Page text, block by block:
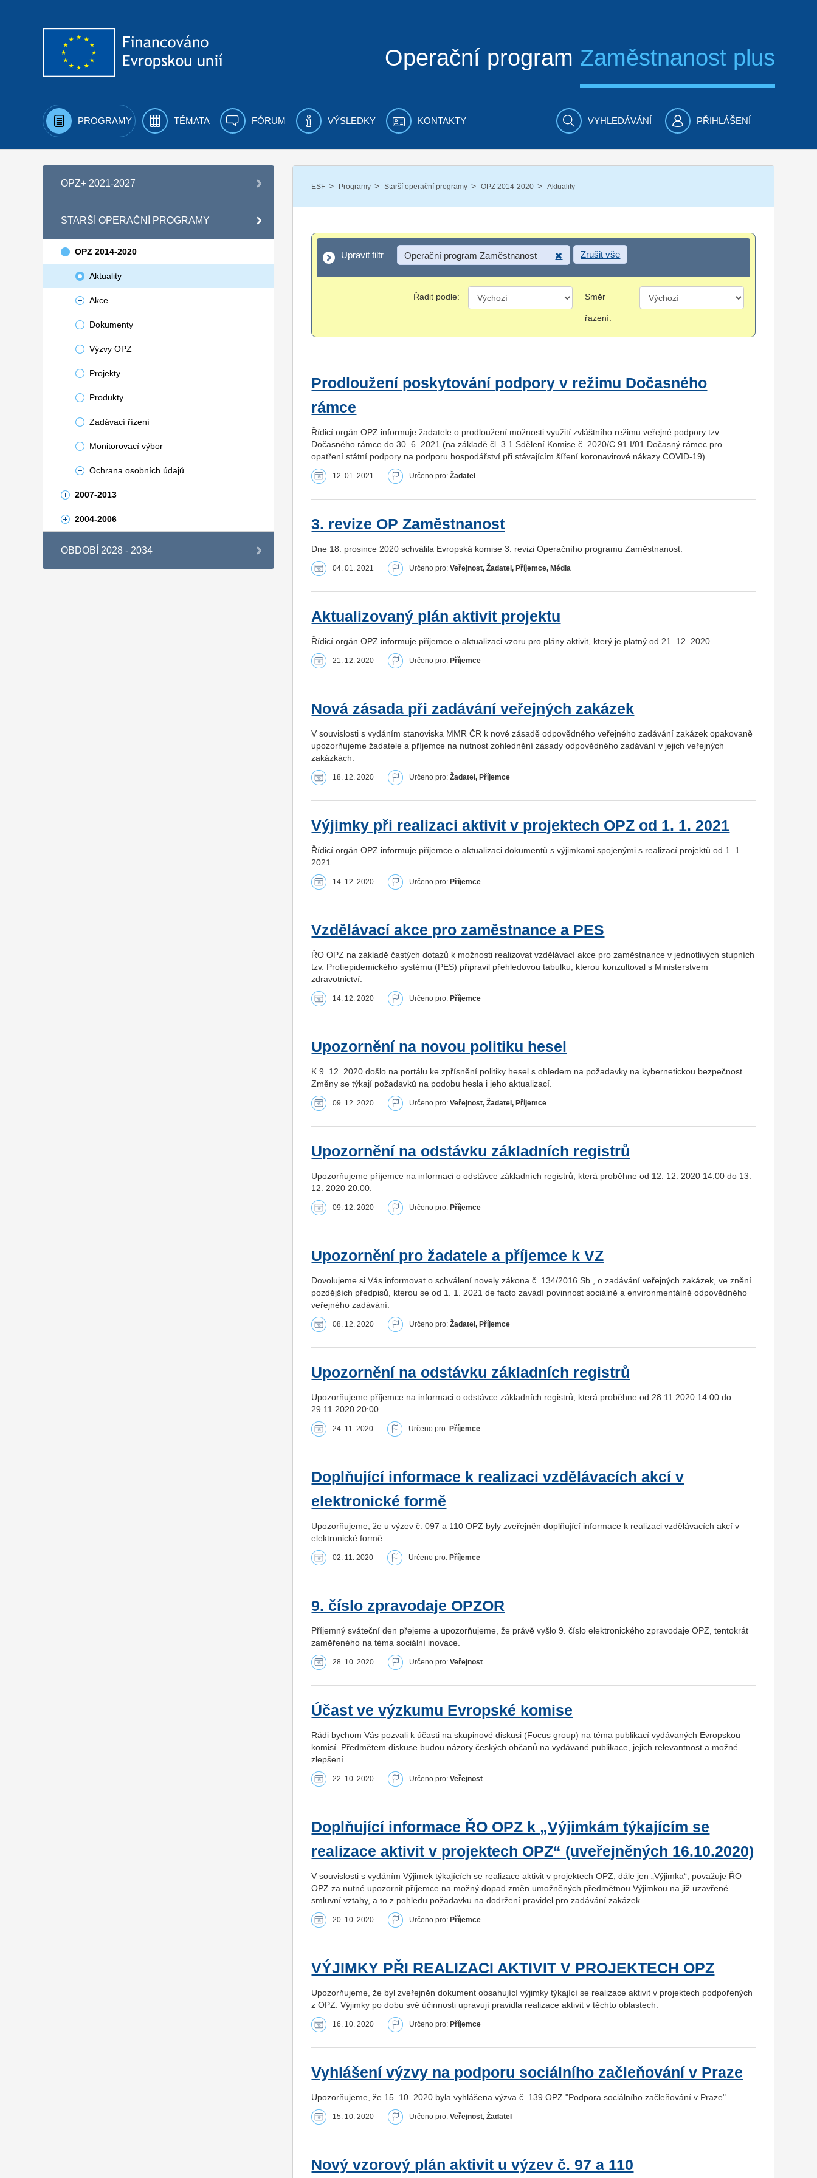
Operační program Zaměstnanost plus
PROGRAMY TÉMATA FÓRUM VÝSLEDKY KONTAKTY VYHLEDÁVÁNÍ PŘIHLÁŠENÍ
OPZ+ 2021-2027
STARŠÍ OPERAČNÍ PROGRAMY
OPZ 2014-2020
Aktuality
Akce
Dokumenty
Výzvy OPZ
Projekty
Produkty
Zadávací řízení
Monitorovací výbor
Ochrana osobních údajů
2007-2013
2004-2006
OBDOBÍ 2028 - 2034
ESF / Programy / Starší operační programy / OPZ 2014-2020 / Aktuality
Upravit filtr
Upravit filtr Operační program Zaměstnanost Zrušit vše
Řadit podle: Směr
řazení:
Prodloužení poskytování podpory v režimu Dočasného
rámce
Řídicí orgán OPZ informuje žadatele o prodloužení možnosti využití zvláštního režimu veřejné podpory tzv.
Dočasného rámce do 30. 6. 2021 (na základě čl. 3.1 Sdělení Komise č. 2020/C 91 I/01 Dočasný rámec pro
opatření státní podpory na podporu hospodářství při stávajícím šíření koronavirové nákazy COVID-19).
12. 01. 2021 Určeno pro:Žadatel
3. revize OP Zaměstnanost
Dne 18. prosince 2020 schválila Evropská komise 3. revizi Operačního programu Zaměstnanost.
04. 01. 2021 Určeno pro:Veřejnost, Žadatel, Příjemce, Média
Aktualizovaný plán aktivit projektu
Řídicí orgán OPZ informuje příjemce o aktualizaci vzoru pro plány aktivit, který je platný od 21. 12. 2020.
21. 12. 2020 Určeno pro:Příjemce
Nová zásada při zadávání veřejných zakázek
V souvislosti s vydáním stanoviska MMR ČR k nové zásadě odpovědného veřejného zadávání zakázek opakovaně
upozorňujeme žadatele a příjemce na nutnost zohlednění zásady odpovědného zadávání v jejich veřejných
zakázkách.
18. 12. 2020 Určeno pro:Žadatel, Příjemce
Výjimky při realizaci aktivit v projektech OPZ od 1. 1. 2021
Řídicí orgán OPZ informuje příjemce o aktualizaci dokumentů s výjimkami spojenými s realizací projektů od 1. 1.
2021.
14. 12. 2020 Určeno pro:Příjemce
Vzdělávací akce pro zaměstnance a PES
ŘO OPZ na základě častých dotazů k možnosti realizovat vzdělávací akce pro zaměstnance v jednotlivých stupních
tzv. Protiepidemického systému (PES) připravil přehledovou tabulku, kterou konzultoval s Ministerstvem
zdravotnictví.
14. 12. 2020 Určeno pro:Příjemce
Upozornění na novou politiku hesel
K 9. 12. 2020 došlo na portálu ke zpřísnění politiky hesel s ohledem na požadavky na kybernetickou bezpečnost.
Změny se týkají požadavků na podobu hesla i jeho aktualizací.
09. 12. 2020 Určeno pro:Veřejnost, Žadatel, Příjemce
Upozornění na odstávku základních registrů
Upozorňujeme příjemce na informaci o odstávce základních registrů, která proběhne od 12. 12. 2020 14:00 do 13.
12. 2020 20:00.
09. 12. 2020 Určeno pro:Příjemce
Upozornění pro žadatele a příjemce k VZ
Dovolujeme si Vás informovat o schválení novely zákona č. 134/2016 Sb., o zadávání veřejných zakázek, ve znění
pozdějších předpisů, kterou se od 1. 1. 2021 de facto zavádí povinnost sociálně a environmentálně odpovědného
veřejného zadávání.
08. 12. 2020 Určeno pro:Žadatel, Příjemce
Upozornění na odstávku základních registrů
Upozorňujeme příjemce na informaci o odstávce základních registrů, která proběhne od 28.11.2020 14:00 do
29.11.2020 20:00.
24. 11. 2020 Určeno pro:Příjemce
Doplňující informace k realizaci vzdělávacích akcí v
elektronické formě
Upozorňujeme, že u výzev č. 097 a 110 OPZ byly zveřejněn doplňující informace k realizaci vzdělávacích akcí v
elektronické formě.
02. 11. 2020 Určeno pro:Příjemce
9. číslo zpravodaje OPZOR
Příjemný sváteční den přejeme a upozorňujeme, že právě vyšlo 9. číslo elektronického zpravodaje OPZ, tentokrát
zaměřeného na téma sociální inovace.
28. 10. 2020 Určeno pro:Veřejnost
Účast ve výzkumu Evropské komise
Rádi bychom Vás pozvali k účasti na skupinové diskusi (Focus group) na téma publikací vydávaných Evropskou
komisí. Předmětem diskuse budou názory českých občanů na vydávané publikace, jejich relevantnost a možné
zlepšení.
22. 10. 2020 Určeno pro:Veřejnost
Doplňující informace ŘO OPZ k „Výjimkám týkajícím se
realizace aktivit v projektech OPZ“ (uveřejněných 16.10.2020)
V souvislosti s vydáním Výjimek týkajících se realizace aktivit v projektech OPZ, dále jen „Výjimka“, považuje ŘO
OPZ za nutné upozornit příjemce na možný dopad změn umožněných předmětnou Výjimkou na již uzavřené
smluvní vztahy, a to z pohledu požadavku na dodržení pravidel pro zadávání zakázek.
20. 10. 2020 Určeno pro:Příjemce
VÝJIMKY PŘI REALIZACI AKTIVIT V PROJEKTECH OPZ
Upozorňujeme, že byl zveřejněn dokument obsahující výjimky týkající se realizace aktivit v projektech podpořených
z OPZ. Výjimky po dobu své účinnosti upravují pravidla realizace aktivit v těchto oblastech:
16. 10. 2020 Určeno pro:Příjemce
Vyhlášení výzvy na podporu sociálního začleňování v Praze
Upozorňujeme, že 15. 10. 2020 byla vyhlášena výzva č. 139 OPZ "Podpora sociálního začleňování v Praze".
15. 10. 2020 Určeno pro:Veřejnost, Žadatel
Nový vzorový plán aktivit u výzev č. 97 a 110